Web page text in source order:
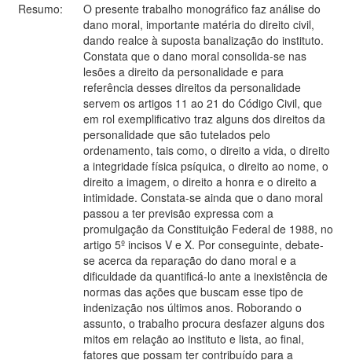
Resumo:
O presente trabalho monográfico faz análise do
dano moral, importante matéria do direito civil,
dando realce à suposta banalização do instituto.
Constata que o dano moral consolida-se nas
lesões a direito da personalidade e para
referência desses direitos da personalidade
servem os artigos 11 ao 21 do Código Civil, que
em rol exemplificativo traz alguns dos direitos da
personalidade que são tutelados pelo
ordenamento, tais como, o direito a vida, o direito
a integridade física psíquica, o direito ao nome, o
direito a imagem, o direito a honra e o direito a
intimidade. Constata-se ainda que o dano moral
passou a ter previsão expressa com a
promulgação da Constituição Federal de 1988, no
artigo 5º incisos V e X. Por conseguinte, debate-
se acerca da reparação do dano moral e a
dificuldade da quantificá-lo ante a inexistência de
normas das ações que buscam esse tipo de
indenização nos últimos anos. Roborando o
assunto, o trabalho procura desfazer alguns dos
mitos em relação ao instituto e lista, ao final,
fatores que possam ter contribuído para a